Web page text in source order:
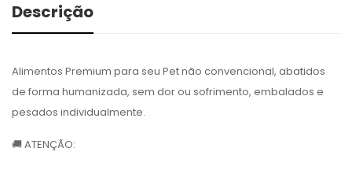
Descrição
Alimentos Premium para seu Pet não convencional, abatidos
de forma humanizada, sem dor ou sofrimento, embalados e
pesados individualmente.
🚚 ATENÇÃO: